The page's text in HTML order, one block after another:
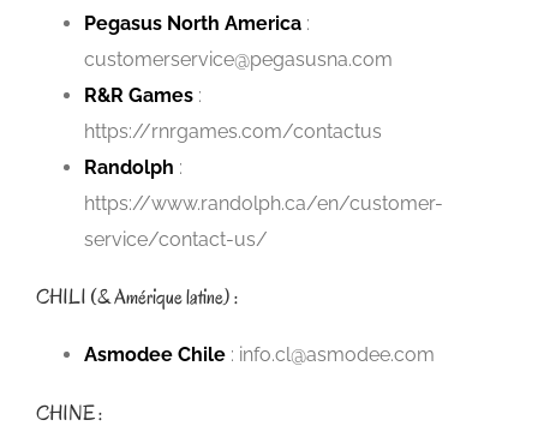
Pegasus North America :
customerservice@pegasusna.com
R&R Games :
https://rnrgames.com/contactus
Randolph :
https://www.randolph.ca/en/customer-
service/contact-us/
CHILI (& Amérique latine) :
Asmodee Chile : info.cl@asmodee.com
CHINE :